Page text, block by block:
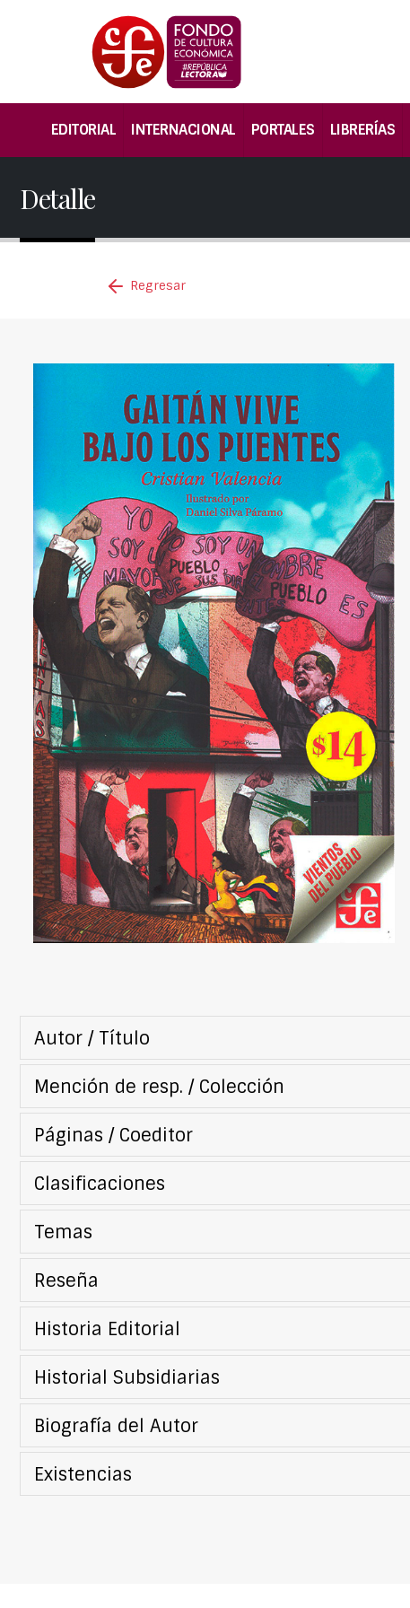
EDITORIAL INTERNACIONAL PORTALES LIBRERÍAS
Detalle
Regresar
Autor / Título
Mención de resp. / Colección
Páginas / Coeditor
Clasificaciones
Temas
Reseña
Historia Editorial
Historial Subsidiarias
Biografía del Autor
Existencias